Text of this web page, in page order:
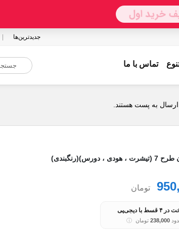
جدیدترین‌ها
تماس با ما
به پست هستند.
تومان
با دیجی‌پی
238,000 تومان ⓘ